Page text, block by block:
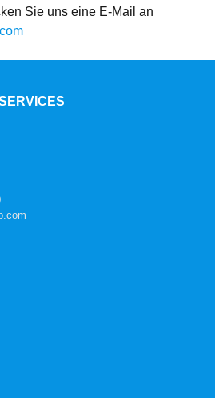
Sie uns eine E-Mail an